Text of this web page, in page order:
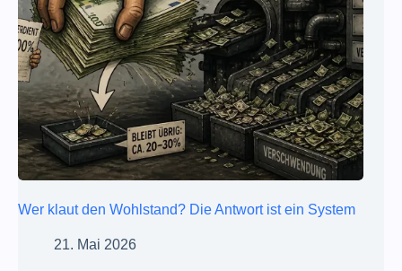
Wer klaut den Wohlstand? Die Antwort ist ein System
21. Mai 2026